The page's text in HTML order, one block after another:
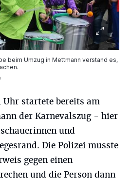
beim Umzug in Mettmann verstand es,
Uhr startete bereits am
der Karnevalszug - hier
und
Die Polizei musste
gegen einen
und die Person dann